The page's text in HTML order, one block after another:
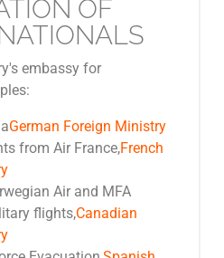
OF
embassy for
German Foreign Ministry
from Air France,French
Air and MFA
flights,Canadian